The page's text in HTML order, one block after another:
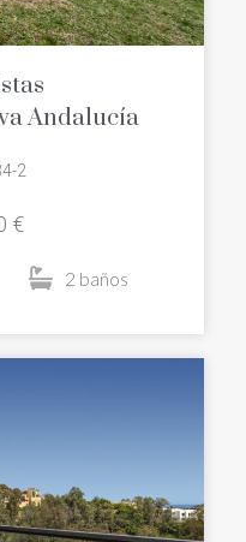
Andalucía
2
€
2 baños